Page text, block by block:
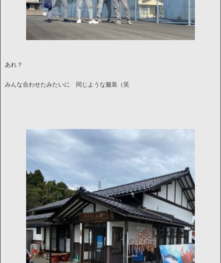
あれ？
みんな合わせたみたいに 同じような服装（笑